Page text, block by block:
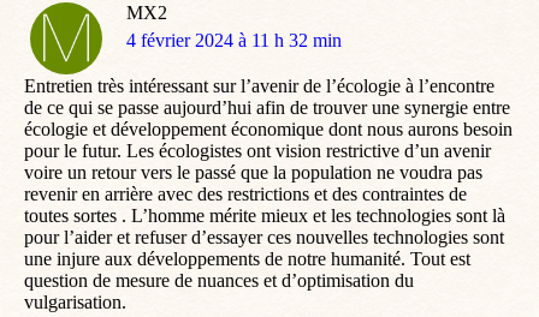
MX2
dit
4 février 2024 à 11 h 32 min
Entretien très intéressant sur l’avenir de l’écologie à l’encontre
de ce qui se passe aujourd’hui afin de trouver une synergie entre
écologie et développement économique dont nous aurons besoin
pour le futur. Les écologistes ont vision restrictive d’un avenir
voire un retour vers le passé que la population ne voudra pas
revenir en arrière avec des restrictions et des contraintes de
toutes sortes . L’homme mérite mieux et les technologies sont là
pour l’aider et refuser d’essayer ces nouvelles technologies sont
une injure aux développements de notre humanité. Tout est
question de mesure de nuances et d’optimisation du
vulgarisation.